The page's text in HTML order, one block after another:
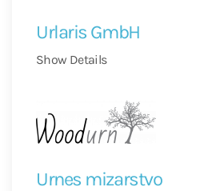
Urlaris GmbH
Show Details
Urnes mizarstvo